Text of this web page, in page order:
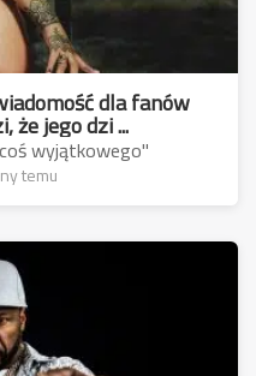
dla fanów
że jego dzi ...
wyjątkowego"
temu